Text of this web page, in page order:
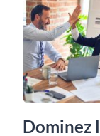
Dominez